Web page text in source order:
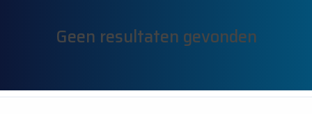
Geen resultaten gevonden